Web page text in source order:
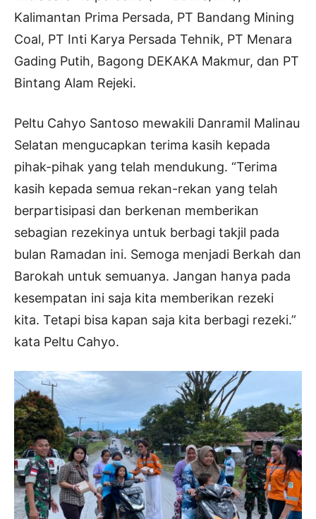
Kalimantan Prima Persada, PT Bandang Mining
Coal, PT Inti Karya Persada Tehnik, PT Menara
Gading Putih, Bagong DEKAKA Makmur, dan PT
Bintang Alam Rejeki.
Peltu Cahyo Santoso mewakili Danramil Malinau
Selatan mengucapkan terima kasih kepada
pihak-pihak yang telah mendukung. “Terima
kasih kepada semua rekan-rekan yang telah
berpartisipasi dan berkenan memberikan
sebagian rezekinya untuk berbagi takjil pada
bulan Ramadan ini. Semoga menjadi Berkah dan
Barokah untuk semuanya. Jangan hanya pada
kesempatan ini saja kita memberikan rezeki
kita. Tetapi bisa kapan saja kita berbagi rezeki.”
kata Peltu Cahyo.